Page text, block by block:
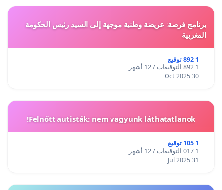
برنامج فرصة: عريضة وطنية موجهة إلى السيد رئيس الحكومة
المغربية
1 892 توقيع
1 892 التوقيعات / 12 أشهر
30 Oct 2025
Felnőtt autisták: nem vagyunk láthatatlanok!
1 105 توقيع
1 017 التوقيعات / 12 أشهر
31 Jul 2025